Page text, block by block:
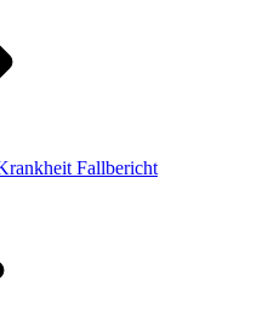
Fallbericht